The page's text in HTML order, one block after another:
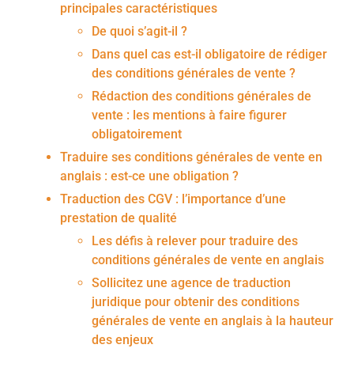
principales caractéristiques
De quoi s’agit-il ?
Dans quel cas est-il obligatoire de rédiger
des conditions générales de vente ?
Rédaction des conditions générales de
vente : les mentions à faire figurer
obligatoirement
Traduire ses conditions générales de vente en
anglais : est-ce une obligation ?
Traduction des CGV : l’importance d’une
prestation de qualité
Les défis à relever pour traduire des
conditions générales de vente en anglais
Sollicitez une agence de traduction
juridique pour obtenir des conditions
générales de vente en anglais à la hauteur
des enjeux